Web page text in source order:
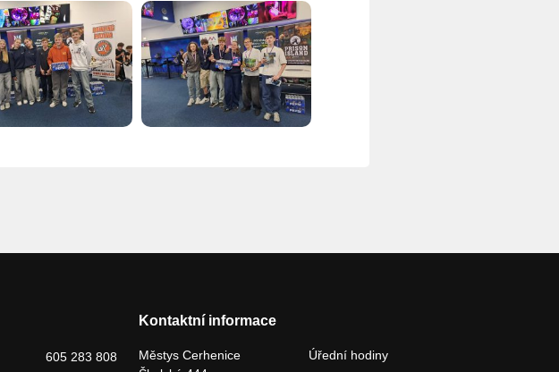
605 283 808
Kontaktní informace
Městys Cerhenice
Úřední hodiny